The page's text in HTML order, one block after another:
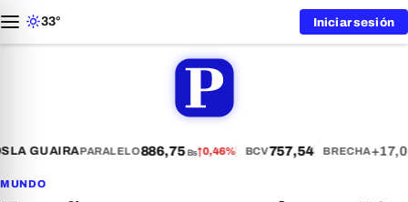
33° Iniciar sesión
LA GUAIRAPARALELO886,75Bs↑0,46% BCV757,54 BRECHA
MUNDO